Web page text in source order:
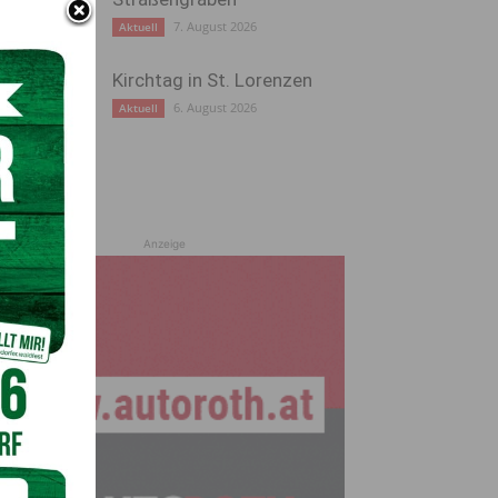
Aktuell 7. August 2026
Kirchtag in St. Lorenzen
Aktuell 6. August 2026
Anzeige